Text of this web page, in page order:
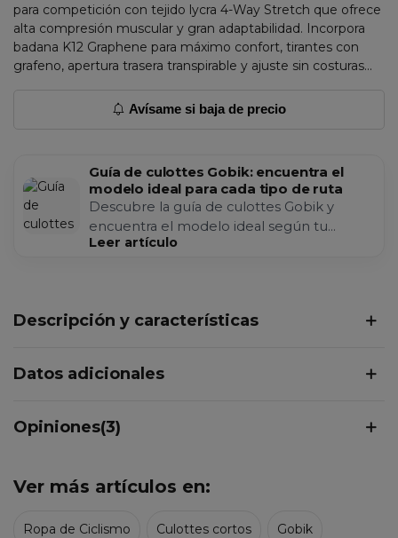
para competición con tejido lycra 4-Way Stretch que ofrece
alta compresión muscular y gran adaptabilidad. Incorpora
badana K12 Graphene para máximo confort, tirantes con
grafeno, apertura trasera transpirable y ajuste sin costuras...
Avísame si baja de precio
Guía de culottes Gobik: encuentra el
modelo ideal para cada tipo de ruta
Descubre la guía de culottes Gobik y
encuentra el modelo ideal según tu
disciplina: carretera, gravel, MTB, enduro o
Leer artículo
Descripción y características
Datos adicionales
Opiniones(3)
Ver más artículos en:
Ropa de Ciclismo Culottes cortos Gobik